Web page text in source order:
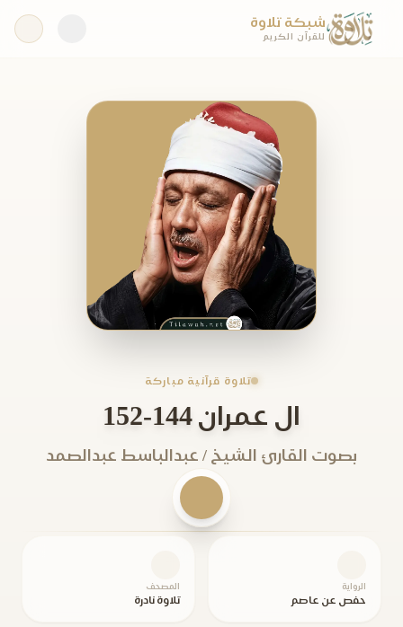
شبكة تلاوة
للقرآن الكريم
تلاوة قرآنية مباركة
ال عمران 144-152
بصوت القارئ الشيخ / عبدالباسط عبدالصمد
الرواية
حفص عن عاصم
المصحف
تلاوة نادرة